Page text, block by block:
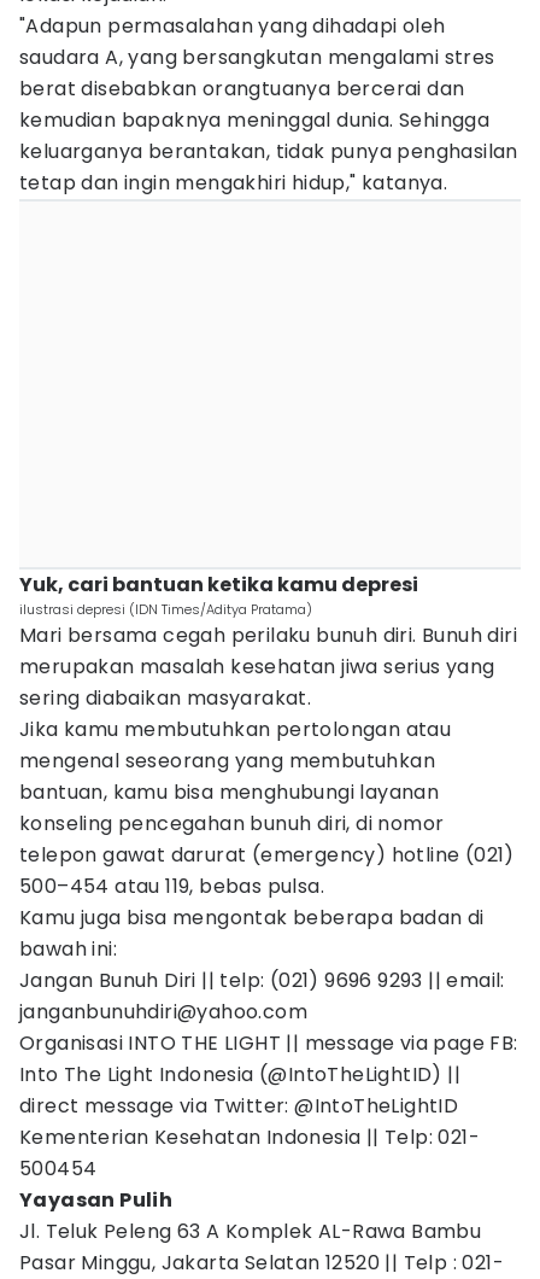
"Adapun permasalahan yang dihadapi oleh
saudara A, yang bersangkutan mengalami stres
berat disebabkan orangtuanya bercerai dan
kemudian bapaknya meninggal dunia. Sehingga
keluarganya berantakan, tidak punya penghasilan
tetap dan ingin mengakhiri hidup," katanya.
Yuk, cari bantuan ketika kamu depresi
ilustrasi depresi (IDN Times/Aditya Pratama)
Mari bersama cegah perilaku bunuh diri. Bunuh diri
merupakan masalah kesehatan jiwa serius yang
sering diabaikan masyarakat.
Jika kamu membutuhkan pertolongan atau
mengenal seseorang yang membutuhkan
bantuan, kamu bisa menghubungi layanan
konseling pencegahan bunuh diri, di nomor
telepon gawat darurat (emergency) hotline (021)
500–454 atau 119, bebas pulsa.
Kamu juga bisa mengontak beberapa badan di
bawah ini:
Jangan Bunuh Diri || telp: (021) 9696 9293 || email:
janganbunuhdiri@yahoo.com
Organisasi INTO THE LIGHT || message via page FB:
Into The Light Indonesia (@IntoTheLightID) ||
direct message via Twitter: @IntoTheLightID
Kementerian Kesehatan Indonesia || Telp: 021-
500454
Yayasan Pulih
Jl. Teluk Peleng 63 A Komplek AL-Rawa Bambu
Pasar Minggu, Jakarta Selatan 12520 || Telp : 021-